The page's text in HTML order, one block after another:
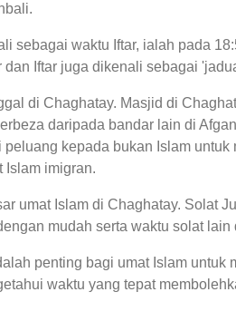
sebagai waktu Iftar, ialah pada
Iftar juga dikenali sebagai
di Chaghatay. Masjid di
daripada bandar lain di
kepada bukan Islam
Islam imigran.
umat Islam di Chaghatay. Solat
mudah serta waktu solat lain
penting bagi umat Islam
waktu yang tepat